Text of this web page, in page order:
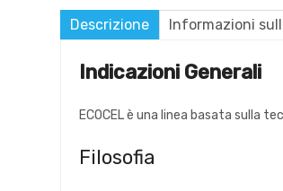
Descrizione Informazioni
Indicazioni Generali
ECOCEL è una linea basata sulla
Filosofia